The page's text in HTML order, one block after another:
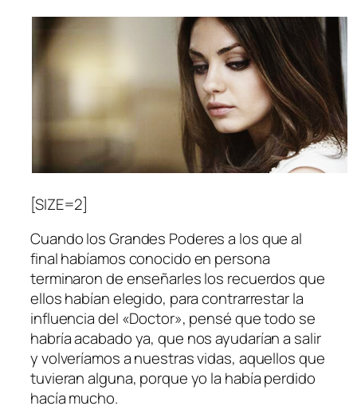
[SIZE=2]
Cuando los Grandes Poderes a los que al
final habíamos conocido en persona
terminaron de enseñarles los recuerdos que
ellos habían elegido, para contrarrestar la
influencia del «Doctor», pensé que todo se
habría acabado ya, que nos ayudarían a salir
y volveríamos a nuestras vidas, aquellos que
tuvieran alguna, porque yo la había perdido
hacía mucho.